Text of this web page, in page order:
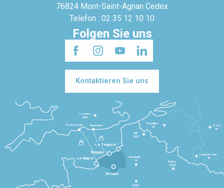
76824 Mont-Saint-Agnan Cedex
Telefon : 02 35 12 10 10
Folgen Sie uns
Kontaktieren Sie uns
Le Havre
Dieppe
Le Tréport
Paris
Beauvais
1h
Reims
2h45
Lille
2h30
Bruxelles
3h
Londres
3h30
Newhaven
Portsmouth
Bonn
5h
Luxembourg
4h
Rouen